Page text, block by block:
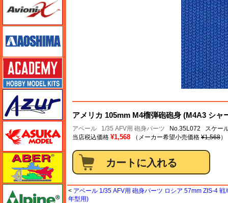
アメリカ 105mm M4榴弾砲砲身 (M4A3 シ
アベール 1/35 AFV用 砲身パーツ No.35L072 スケー
当店税込価格 ¥1,568 （メーカー希望小売価格 ¥1,568）
< アベール 1/35 AFV用 砲身パーツ ロシア 57mm ZIS-4
年型用)
アスカモデル
アベール
アルパイン